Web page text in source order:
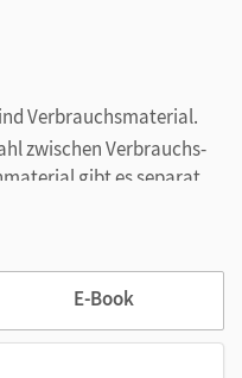
Verbrauchsmaterial.
zwischen Verbrauchs-
gibt es separat
zählendes Rechnen
Handeln und
E-Book